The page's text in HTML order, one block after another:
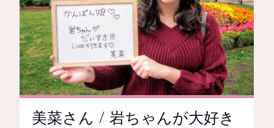
美菜さん / 岩ちゃんが大好き